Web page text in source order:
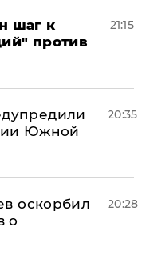
шаг к
против
21:15
Южной
20:35
оскорбил
о
20:28